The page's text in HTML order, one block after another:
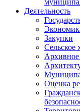
Деятельность
Закупки
Сельское
Архивное
Оценка